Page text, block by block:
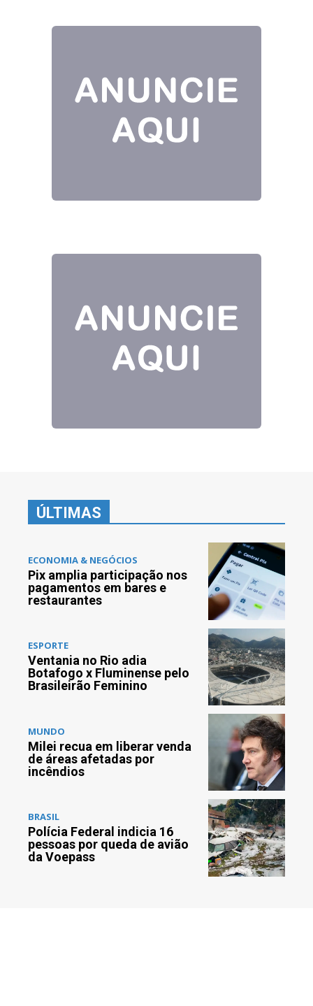
ÚLTIMAS
ECONOMIA & NEGÓCIOS
Pix amplia participação nos
pagamentos em bares e
restaurantes
ESPORTE
Ventania no Rio adia
Botafogo x Fluminense pelo
Brasileirão Feminino
MUNDO
Milei recua em liberar venda
de áreas afetadas por
incêndios
BRASIL
Polícia Federal indicia 16
pessoas por queda de avião
da Voepass